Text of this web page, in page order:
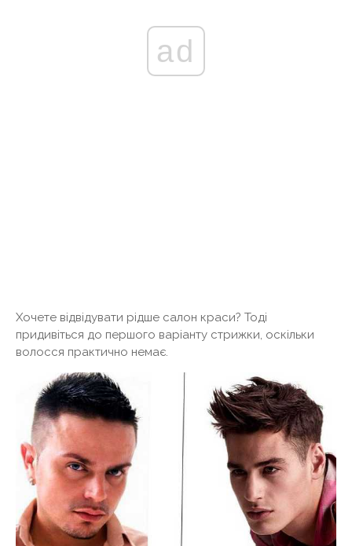
ad
Хочете відвідувати рідше салон краси? Тоді
придивіться до першого варіанту стрижки, оскільки
волосся практично немає.